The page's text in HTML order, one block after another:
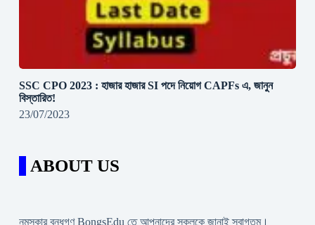
SSC CPO 2023 : হাজার হাজার SI পদে নিয়োগ CAPFs এ, জানুন
বিস্তারিত!
23/07/2023
ABOUT US
নমস্কার বন্ধুগণ BongsEdu তে আপনাদের সকলকে জানাই স্বাগতম।